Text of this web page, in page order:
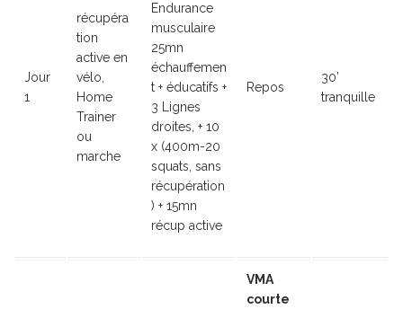
Jour
1
récupéra
tion
active en
vélo,
Home
Trainer
ou
marche
Endurance
musculaire
25mn
échauffemen
t + éducatifs +
3 Lignes
droites, + 10
x (400m-20
squats, sans
récupération
) + 15mn
récup active
Repos
30’
tranquille
VMA
courte